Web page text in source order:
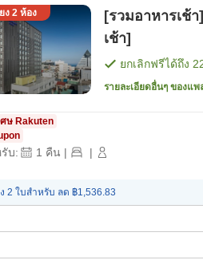
ง 2 ห้อง
[รวมอาหารเช้
เช้า]
ยกเลิกฟรีได้ถึง
รายละเอียดอื่นๆ ของแ
ษ Rakuten
บ: 1 คืน | |
2 ใบสำหรับ ลด ฿1,536.83